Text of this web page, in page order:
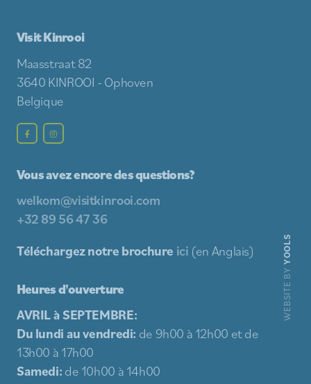
Visit Kinrooi
Maasstraat 82
3640 KINROOI - Ophoven
Belgique
Vous avez encore des questions?
welkom@visitkinrooi.com
+32 89 56 47 36
Téléchargez notre brochure ici (en Anglais)
Heures d'ouverture
AVRIL à SEPTEMBRE:
Du lundi au vendredi: de 9h00 à 12h00 et de
13h00 à 17h00
Samedi: de 10h00 à 14h00
WEBSITE BY
YOOLS